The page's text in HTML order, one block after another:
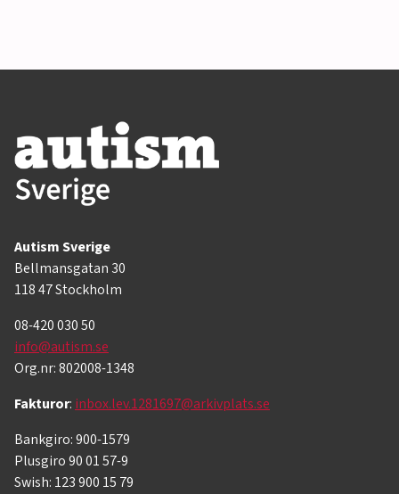
Autism Sverige
Bellmansgatan 30
118 47 Stockholm
08-420 030 50
info@autism.se
Org.nr: 802008-1348
Fakturor: inbox.lev.1281697@arkivplats.se
Bankgiro: 900-1579
Plusgiro 90 01 57-9
Swish: 123 900 15 79